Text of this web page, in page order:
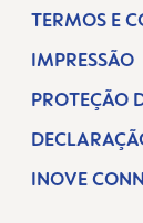
TERMOS E
IMPRESSÃO
PROTEÇÃO
INOVE